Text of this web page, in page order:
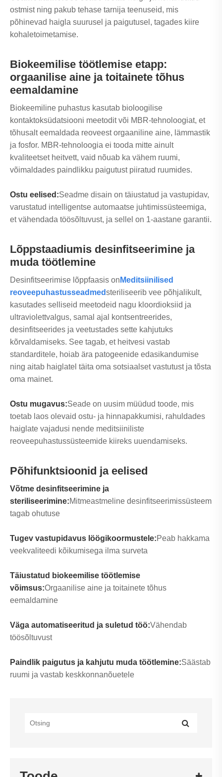
ostmist ning pakub tehase tarnija teenuseid, mis
põhinevad haigla suurusel ja paigutusel, tagades kiire
kohaletoimetamise.
Biokeemilise töötlemise etapp:
orgaanilise aine ja toitainete tõhus
eemaldamine
Biokeemiline puhastus kasutab bioloogilise
kontaktoksüdatsiooni meetodit või MBR-tehnoloogiat, et
tõhusalt eemaldada reoveest orgaaniline aine, lämmastik
ja fosfor. MBR-tehnoloogia ei tooda mitte ainult
kvaliteetset heitvett, vaid nõuab ka vähem ruumi,
võimaldades paindlikku paigutust piiratud ruumides.
Ostu eelised:Seadme disain on täiustatud ja vastupidav,
varustatud intelligentse automaatse juhtimissüsteemiga,
et vähendada töösõltuvust, ja sellel on 1-aastane garantii.
Lõppstaadiumis desinfitseerimine ja
muda töötlemine
Desinfitseerimise lõppfaasis on Meditsiinilised
reoveepuhastusseadmedsteriliseerib vee põhjalikult,
kasutades selliseid meetodeid nagu kloordioksiid ja
ultraviolettvalgus, samal ajal kontsentreerides,
desinfitseerides ja veetustades sette kahjutuks
kõrvaldamiseks. See tagab, et heitvesi vastab
standarditele, hoiab ära patogeenide edasikandumise
ning aitab haiglatel täita oma sotsiaalset vastutust ja tõsta
oma mainet.
Ostu mugavus:Seade on uusim müüdud toode, mis
toetab laos olevaid ostu- ja hinnapakkumisi, rahuldades
haiglate vajadusi nende meditsiiniliste
reoveepuhastussüsteemide kiireks uuendamiseks.
Põhifunktsioonid ja eelised
Võtme desinfitseerimine ja
steriliseerimine:Mitmeastmeline desinfitseerimissüsteem
tagab ohutuse
Tugev vastupidavus löögikoormustele:Peab hakkama
veekvaliteedi kõikumisega ilma surveta
Täiustatud biokeemilise töötlemise
võimsus:Orgaanilise aine ja toitainete tõhus
eemaldamine
Väga automatiseeritud ja suletud töö:Vähendab
töösõltuvust
Paindlik paigutus ja kahjutu muda töötlemine:Säästab
ruumi ja vastab keskkonnanõuetele